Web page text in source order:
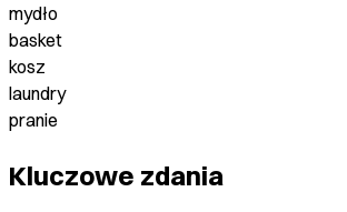
mydło
basket
kosz
laundry
pranie
Kluczowe zdania